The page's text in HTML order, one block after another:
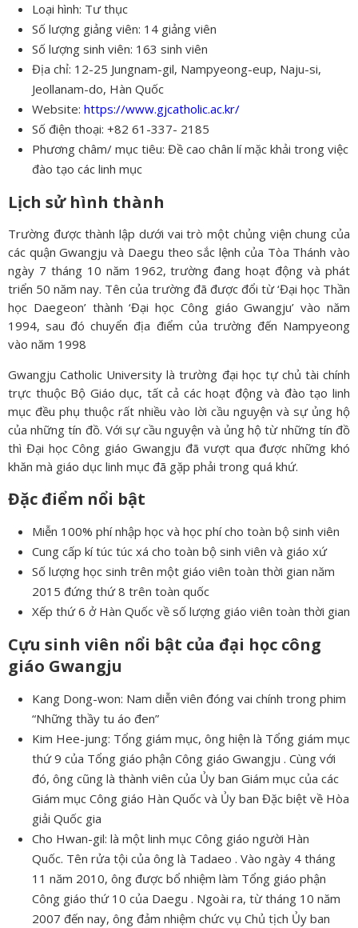
Loại hình: Tư thục
Số lượng giảng viên: 14 giảng viên
Số lượng sinh viên: 163 sinh viên
Địa chỉ: 12-25 Jungnam-gil, Nampyeong-eup, Naju-si,
Jeollanam-do, Hàn Quốc
Website: https://www.gjcatholic.ac.kr/
Số điện thoại: +82 61-337- 2185
Phương châm/ mục tiêu: Đề cao chân lí mặc khải trong việc
đào tạo các linh mục
Lịch sử hình thành
Trường được thành lập dưới vai trò một chủng viện chung của
các quận Gwangju và Daegu theo sắc lệnh của Tòa Thánh vào
ngày 7 tháng 10 năm 1962, trường đang hoạt động và phát
triển 50 năm nay. Tên của trường đã được đổi từ ‘Đại học Thần
học Daegeon’ thành ‘Đại học Công giáo Gwangju’ vào năm
1994, sau đó chuyển địa điểm của trường đến Nampyeong
vào năm 1998
Gwangju Catholic University là trường đại học tự chủ tài chính
trực thuộc Bộ Giáo dục, tất cả các hoạt động và đào tạo linh
mục đều phụ thuộc rất nhiều vào lời cầu nguyện và sự ủng hộ
của những tín đồ. Với sự cầu nguyện và ủng hộ từ những tín đồ
thì Đại học Công giáo Gwangju đã vượt qua được những khó
khăn mà giáo dục linh mục đã gặp phải trong quá khứ.
Đặc điểm nổi bật
Miễn 100% phí nhập học và học phí cho toàn bộ sinh viên
Cung cấp kí túc túc xá cho toàn bộ sinh viên và giáo xứ
Số lượng học sinh trên một giáo viên toàn thời gian năm
2015 đứng thứ 8 trên toàn quốc
Xếp thứ 6 ở Hàn Quốc về số lượng giáo viên toàn thời gian
Cựu sinh viên nổi bật của đại học công
giáo Gwangju
Kang Dong-won: Nam diễn viên đóng vai chính trong phim
“Những thầy tu áo đen”
Kim Hee-jung: Tổng giám mục, ông hiện là Tổng giám mục
thứ 9 của Tổng giáo phận Công giáo Gwangju . Cùng với
đó, ông cũng là thành viên của Ủy ban Giám mục của các
Giám mục Công giáo Hàn Quốc và Ủy ban Đặc biệt về Hòa
giải Quốc gia
Cho Hwan-gil: là một linh mục Công giáo người Hàn
Quốc. Tên rửa tội của ông là Tadaeo . Vào ngày 4 tháng
11 năm 2010, ông được bổ nhiệm làm Tổng giáo phận
Công giáo thứ 10 của Daegu . Ngoài ra, từ tháng 10 năm
2007 đến nay, ông đảm nhiệm chức vụ Chủ tịch Ủy ban